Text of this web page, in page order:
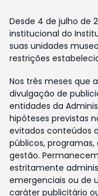
Desde 4 de julho de
institucional do
suas unidades
restrições
Nos três meses que
divulgação de
entidades da
hipóteses previstas
evitados conteúdos
públicos, programas,
gestão.
estritamente
emergenciais ou de
caráter publicitário